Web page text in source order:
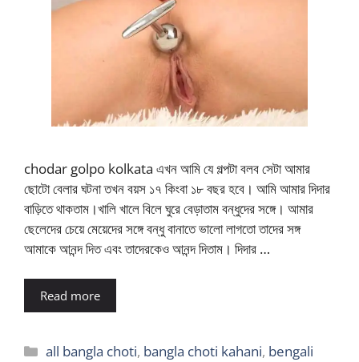
chodar golpo kolkata এখন আমি যে গল্পটা বলব সেটা আমার
ছোটো বেলার ঘটনা তখন বয়স ১৭ কিংবা ১৮ বছর হবে। আমি আমার দিদার
বাড়িতে থাকতাম।খালি খালে বিলে ঘুরে বেড়াতাম বন্ধুদের সঙ্গে। আমার
ছেলেদের চেয়ে মেয়েদের সঙ্গে বন্ধু বানাতে ভালো লাগতো তাদের সঙ্গ
আমাকে আনন্দ দিত এবং তাদেরকেও আনন্দ দিতাম। দিদার …
Read more
Categories
all bangla choti, bangla choti kahani, bengali